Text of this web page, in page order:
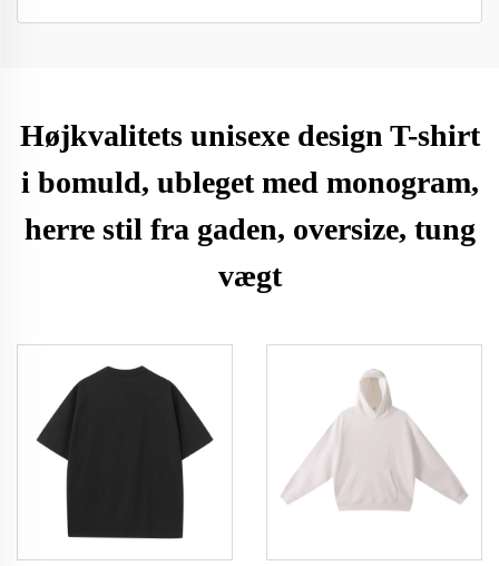
Højkvalitets unisexe design T-shirt
i bomuld, ubleget med monogram,
herre stil fra gaden, oversize, tung
vægt